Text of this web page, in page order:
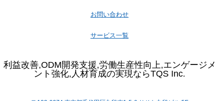
お問い合わせ
サービス一覧
利益改善,ODM開発支援,労働生産性向上,エンゲージメ
ント強化,人材育成の実現ならTQS Inc.